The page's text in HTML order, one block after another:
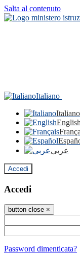
Salta al contenuto
Italiano
Italiano
English
عربى
Accedi
Accedi
button close ×
Password dimenticata?